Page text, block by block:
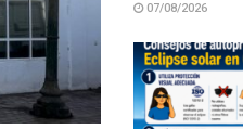
07/08/2026